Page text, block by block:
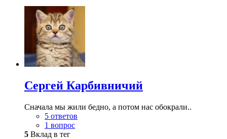
Сергей Карбивничий
Сначала мы жили бедно, а потом нас обокрали..
5 ответов
1 вопрос
5 Вклад в тег